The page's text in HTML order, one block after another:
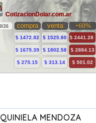
QUINIELA MENDOZA